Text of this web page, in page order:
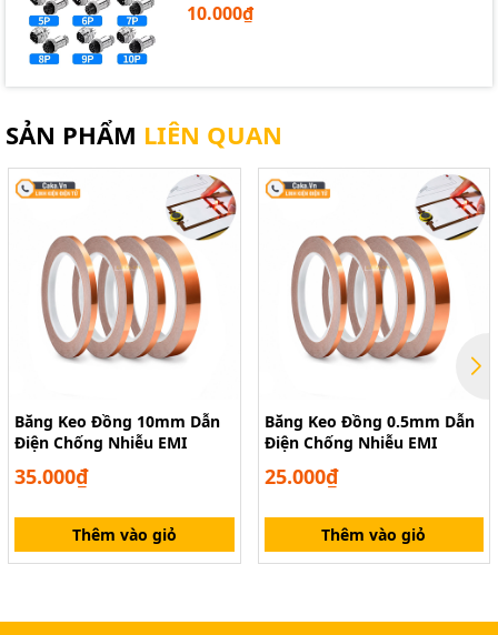
10.000₫
SẢN PHẨM LIÊN QUAN
Băng Keo Đồng 10mm Dẫn
Điện Chống Nhiễu EMI
35.000₫
Thêm vào giỏ
Băng Keo Đồng 0.5mm Dẫn
Điện Chống Nhiễu EMI
25.000₫
Thêm vào giỏ